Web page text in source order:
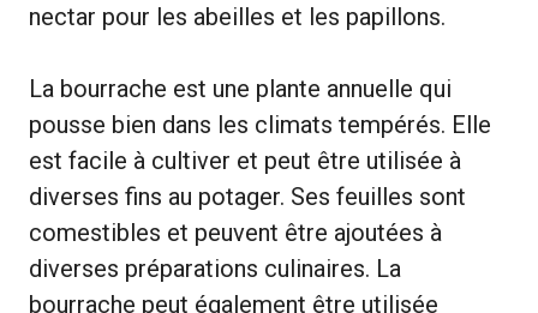
nectar pour les abeilles et les papillons.
La bourrache est une plante annuelle qui
pousse bien dans les climats tempérés. Elle
est facile à cultiver et peut être utilisée à
diverses fins au potager. Ses feuilles sont
comestibles et peuvent être ajoutées à
diverses préparations culinaires. La
bourrache peut également être utilisée